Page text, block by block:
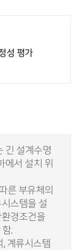
성 평가
긴 설계수명
에서 설치 위
른 부유체의
스템을 설
경조건을
.
계류시스템